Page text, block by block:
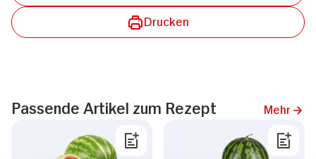
Drucken
Passende Artikel zum Rezept Mehr